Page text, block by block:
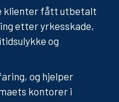
klienter fått utbetalt
etter yrkesskade,
og
og hjelper
kontorer i